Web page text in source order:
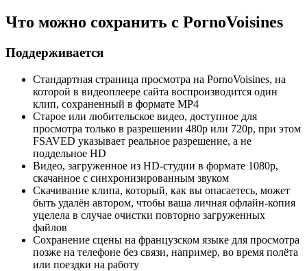
Что можно сохранить с PornoVoisines
Поддерживается
Стандартная страница просмотра на PornoVoisines, на
которой в видеоплеере сайта воспроизводится один
клип, сохраненный в формате MP4
Старое или любительское видео, доступное для
просмотра только в разрешении 480p или 720p, при этом
FSAVED указывает реальное разрешение, а не
поддельное HD
Видео, загруженное из HD-студии в формате 1080p,
скачанное с синхронизированным звуком
Скачивание клипа, который, как вы опасаетесь, может
быть удалён автором, чтобы ваша личная офлайн-копия
уцелела в случае очистки повторно загруженных
файлов
Сохранение сцены на французском языке для просмотра
позже на телефоне без связи, например, во время полёта
или поездки на работу